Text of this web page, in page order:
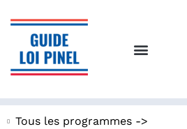
Tous les programmes ->